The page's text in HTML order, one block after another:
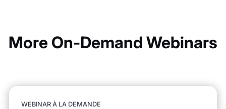
More On-Demand Webinars
WEBINAR À LA DEMANDE